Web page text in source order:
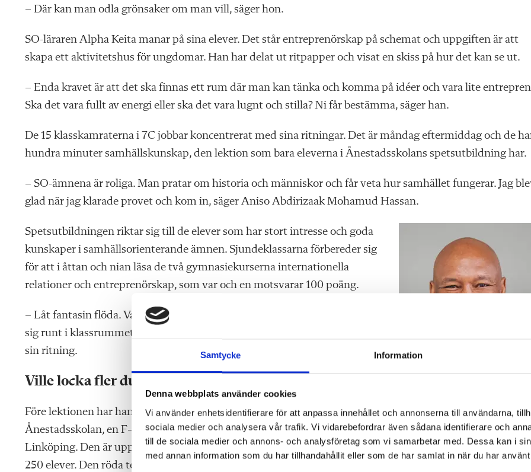
Samtycke Information
Denna webbplats använder cookies
Vi använder enhetsidentifierare för att anpassa innehållet och annonserna till användarna,
sociala medier och analysera vår trafik. Vi vidarebefordrar även sådana identifierare och
till de sociala medier och annons- och analysföretag som vi samarbetar med. Dessa kan i
med annan information som du har tillhandahållit eller som de har samlat in när du har
– Där kan man odla grönsaker om man vill, säger hon.
SO-läraren Alpha Keita manar på sina elever. Det står entreprenörskap på schemat och uppgiften är att
skapa ett aktivitetshus för ungdomar. Han har delat ut ritpapper och visat en skiss på hur det kan se ut.
– Enda kravet är att det ska finnas ett rum där man kan tänka och komma på idéer och vara lite
Ska det vara fullt av energi eller ska det vara lugnt och stilla? Ni får bestämma, säger han.
De 15 klasskamraterna i 7C jobbar koncentrerat med sina ritningar. Det är måndag eftermiddag och de
hundra minuter samhällskunskap, den lektion som bara eleverna i Ånestadsskolans spetsutbildning har.
– SO-ämnena är roliga. Man pratar om historia och människor och får veta hur samhället fungerar. Jag
glad när jag klarade provet och kom in, säger Aniso Abdirizaak Mohamud Hassan.
Alpha Keita.
Spetsutbildningen riktar sig till de elever som har stort intresse och goda
kunskaper i samhällsorienterande ämnen. Sjundeklassarna förbereder sig
för att i åttan och nian läsa de två gymnasiekurserna internationella
relationer och entreprenörskap, som var och en motsvarar 100 poäng.
– Låt fantasin flöda. Var lite wild and crazy, manar Alpha Keita när han rör
sig runt i klassrummet och ger en hjälpande hand om någon kör fast med
sin ritning.
Ville locka fler duktiga elever
Före lektionen har han berättatom bakgrunden till satsningen på
Ånestadsskolan, en F–9-skola med cirka 600 elever i utkanten av centrala
Linköping. Den är uppdelad i två enheter – på högstadieenheten går det
250 elever. Den röda tegelbyggnaden finns i ett villaområde med gatunamn som